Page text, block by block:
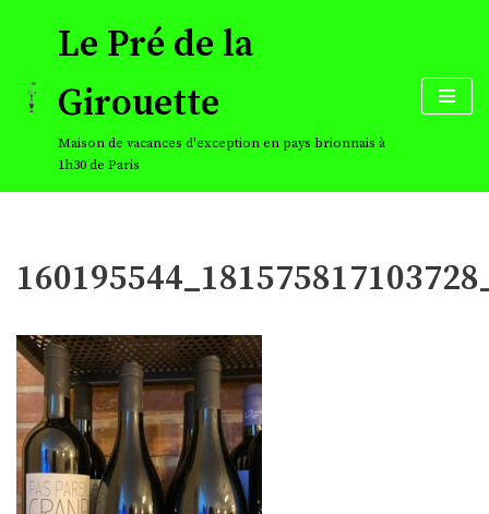
au
contenu
Le Pré de la
Girouette
Maison de vacances d'exception en pays brionnais à
1h30 de Paris